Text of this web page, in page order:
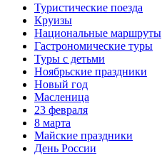
Туристические поезда
Круизы
Национальные маршруты
Гастрономические туры
Туры с детьми
Ноябрьские праздники
Новый год
Масленица
23 февраля
8 марта
Майские праздники
День России